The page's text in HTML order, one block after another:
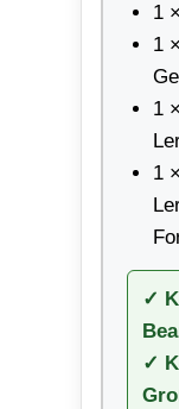
1
1
1
1
✓
✓